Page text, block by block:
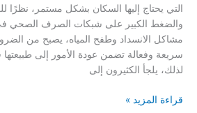
التي يحتاج إليها السكان بشكل مستمر، نظرًا
والضغط الكبير على شبكات الصرف الصحي
مشاكل الانسداد وطفح المياه، يصبح من
سريعة وفعالة تضمن عودة الأمور إلى
لذلك، يلجأ الكثيرون إلى
تسليك
قراءة المزيد »